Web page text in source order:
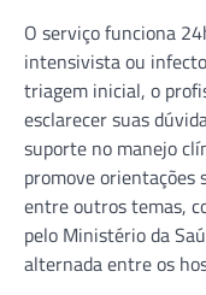
O serviço funciona
intensivista ou
triagem inicial, o
esclarecer suas
suporte no manejo
promove orientações
entre outros temas,
pelo Ministério da
alternada entre os